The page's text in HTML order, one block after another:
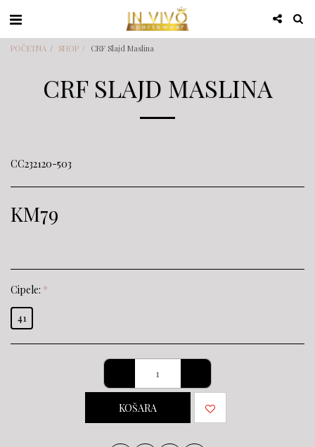
POČETNA SHOP CRF Slajd Maslina
CRF SLAJD MASLINA
CC232120-503
KM79
Cipele: *
41
KOŠARA